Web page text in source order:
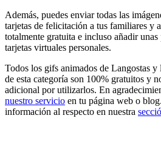
Además, puedes enviar todas las
tarjetas de felicitación a tus familiares y
totalmente gratuita e incluso añadir unas
tarjetas virtuales personales.
Todos los gifs animados de Langostas y
de esta categoría son 100% gratuitos y
adicional por utilizarlos. En
nuestro servicio en tu página web o
información al respecto en nuestra